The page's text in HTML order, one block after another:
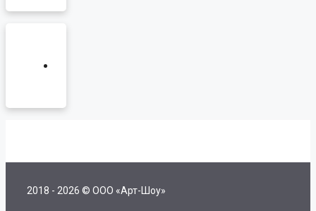
2018 - 2026 © ООО «Арт-Шоу»